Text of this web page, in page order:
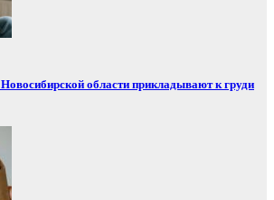
области прикладывают к груди